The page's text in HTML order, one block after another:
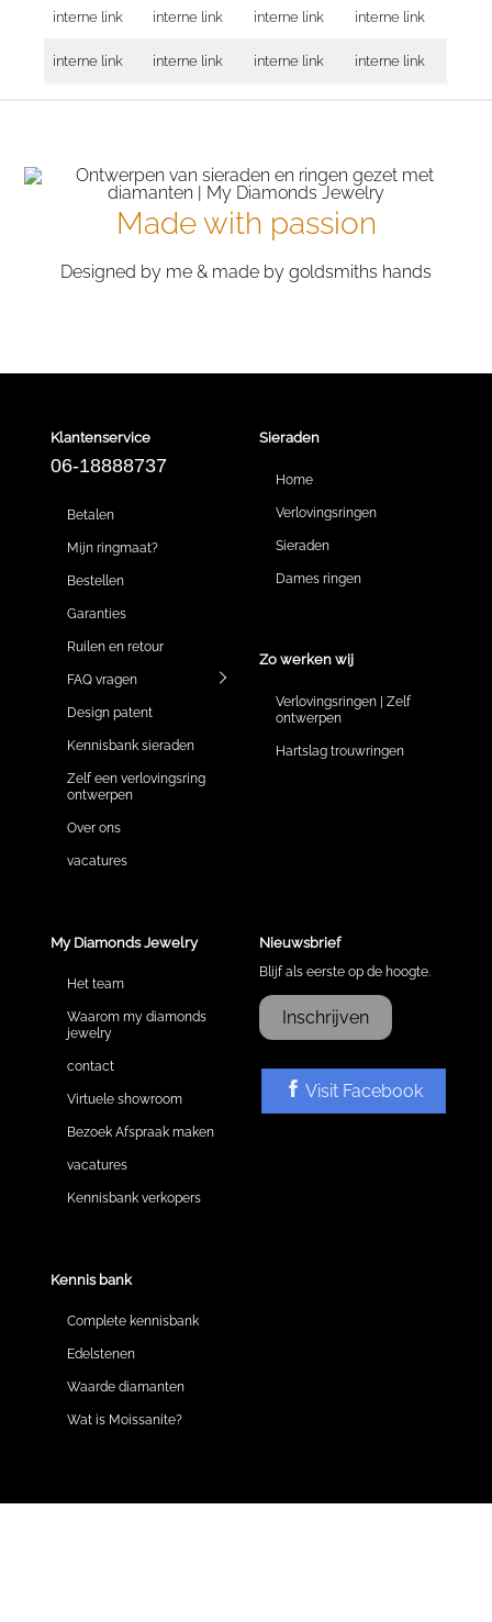
interne link interne link interne link interne link
interne link interne link interne link interne link
Made with passion
Designed by me & made by goldsmiths hands
Klantenservice
06-18888737
Betalen
Mijn ringmaat?
Bestellen
Garanties
Ruilen en retour
FAQ vragen
Design patent
Kennisbank sieraden
Zelf een verlovingsring
ontwerpen
Over ons
vacatures
Sieraden
Home
Verlovingsringen
Sieraden
Dames ringen
Zo werken wij
Verlovingsringen | Zelf
ontwerpen
Hartslag trouwringen
My Diamonds Jewelry
Het team
Waarom my diamonds
jewelry
contact
Virtuele showroom
Bezoek Afspraak maken
vacatures
Kennisbank verkopers
Kennis bank
Complete kennisbank
Edelstenen
Waarde diamanten
Wat is Moissanite?
Nieuwsbrief
Blijf als eerste op de hoogte.
Inschrijven
Visit Facebook